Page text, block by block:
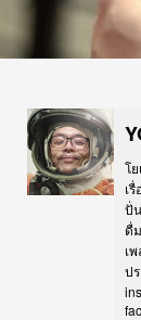
โ
เ
ปั่
ดื่
เ
ป